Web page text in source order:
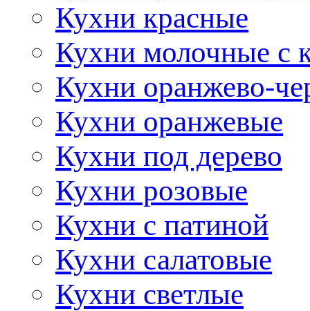
Кухни красные
Кухни молочные с
Кухни оранжево-
Кухни оранжевые
Кухни под дерево
Кухни розовые
Кухни с патиной
Кухни салатовые
Кухни светлые